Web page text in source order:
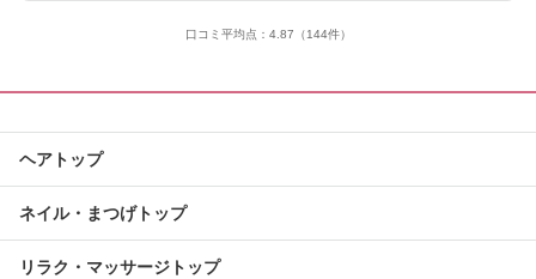
口コミ平均点： 4.87 （144件）
ヘアトップ
ネイル・まつげトップ
リラク・マッサージトップ